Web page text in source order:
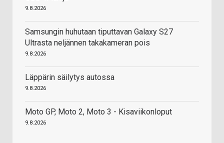
9.8.2026
Samsungin huhutaan tiputtavan Galaxy S27
Ultrasta neljännen takakameran pois
9.8.2026
Läppärin säilytys autossa
9.8.2026
Moto GP, Moto 2, Moto 3 - Kisaviikonloput
9.8.2026